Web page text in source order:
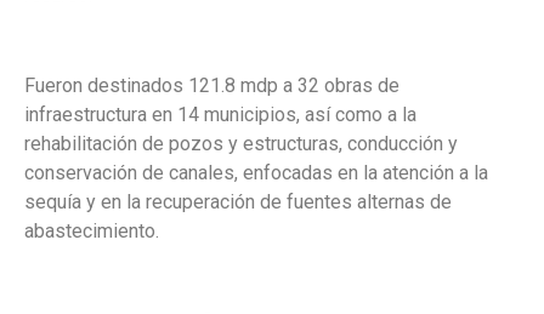
Fueron destinados 121.8 mdp a 32 obras de
infraestructura en 14 municipios, así como a la
rehabilitación de pozos y estructuras, conducción y
conservación de canales, enfocadas en la atención a la
sequía y en la recuperación de fuentes alternas de
abastecimiento.